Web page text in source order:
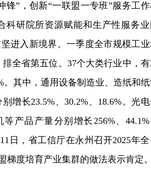
锋”，创新“一联盟一专班”服务工
科研院所资源赋能和生产性服务
进入新境界。一季度全市规模工
全省第五位。37个大类行业中，有
其中，通用设备制造业、造纸和纸
增长23.5%、30.2%、18.6%。光
产品产量分别增长256%、44.1%
日，省工信厅在永州召开2025年
度培育产业集群的做法表示肯定。